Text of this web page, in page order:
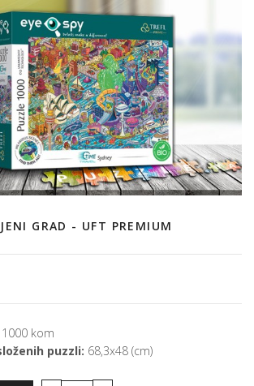
GRAD - UFT PREMIUM
1000 kom
puzzli: 68,3x48 (cm)